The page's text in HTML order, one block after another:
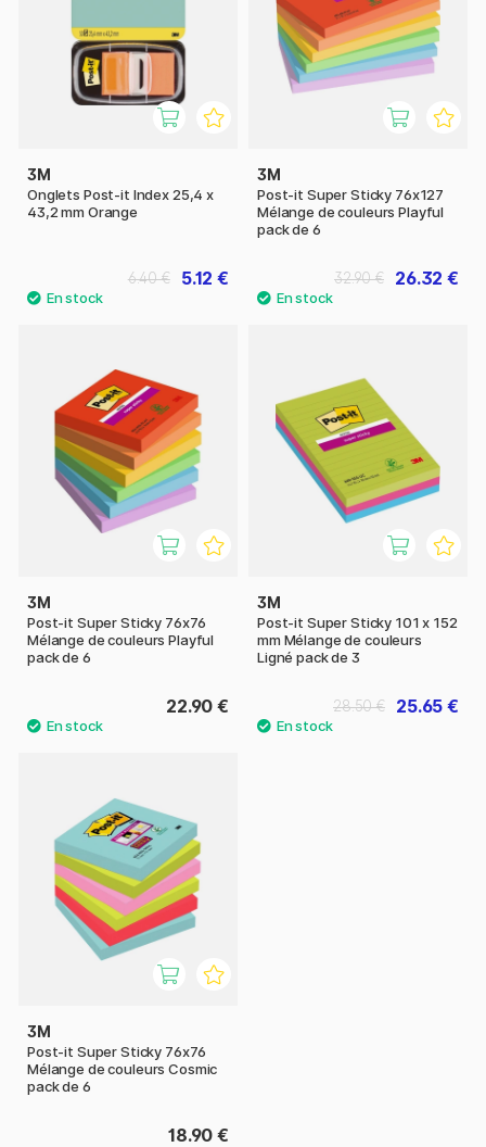
3M
Onglets Post-it Index 25,4 x
43,2 mm Orange
5.12 €
6.40 €
3M
Post-it Super Sticky 76x127
Mélange de couleurs Playful
pack de 6
26.32 €
32.90 €
3M
Post-it Super Sticky 76x76
Mélange de couleurs Playful
pack de 6
22.90 €
3M
Post-it Super Sticky 101 x 152
mm Mélange de couleurs
Ligné pack de 3
25.65 €
28.50 €
3M
Post-it Super Sticky 76x76
Mélange de couleurs Cosmic
pack de 6
18.90 €